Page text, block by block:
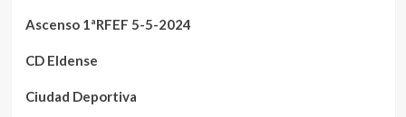
Ascenso 1ªRFEF 5-5-2024
CD Eldense
Ciudad Deportiva